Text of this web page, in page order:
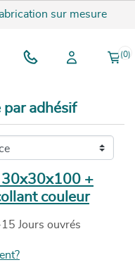
sur mesure
(0)
par adhésif
30x30x100 +
couleur
Jours ouvrés